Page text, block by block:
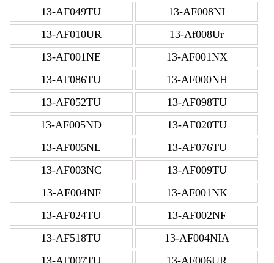
13-AF049TU
13-AF008NI
13-AF010UR
13-Af008Ur
13-AF001NE
13-AF001NX
13-AF086TU
13-AF000NH
13-AF052TU
13-AF098TU
13-AF005ND
13-AF020TU
13-AF005NL
13-AF076TU
13-AF003NC
13-AF009TU
13-AF004NF
13-AF001NK
13-AF024TU
13-AF002NF
13-AF518TU
13-AF004NIA
13-AF007TU
13-AF006UR